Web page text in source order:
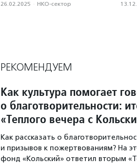
26.02.2025 · НКО-сектор
РЕКОМЕНДУЕМ
Как культура помогает
о благотворительности:
«Теплого вечера с
Как рассказать о
и призывов к пожертвованиям? На
фонд «Кольский» ответил вторым